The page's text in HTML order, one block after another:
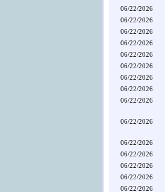
06/22/2026
06/22/2026
06/22/2026
06/22/2026
06/22/2026
06/22/2026
06/22/2026
06/22/2026
06/22/2026
06/22/2026
06/22/2026
06/22/2026
06/22/2026
06/22/2026
06/22/2026